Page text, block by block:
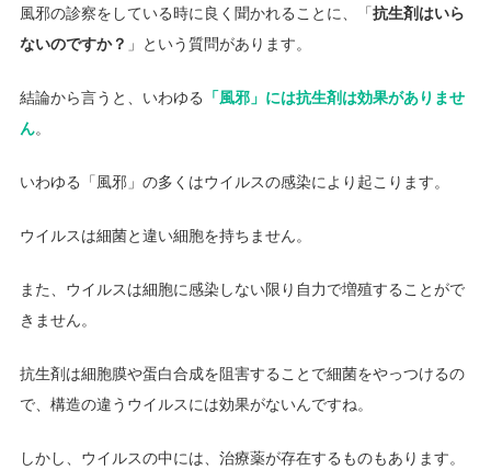
風邪の診察をしている時に良く聞かれることに、「抗生剤はいら
ないのですか？ 」という質問があります。
結論から言うと、いわゆる 「風邪」には抗生剤は効果がありませ
ん。
いわゆる「風邪」の多くはウイルスの感染により起こります。
ウイルスは細菌と違い細胞を持ちません。
また、ウイルスは細胞に感染しない限り自力で増殖することがで
きません。
抗生剤は細胞膜や蛋白合成を阻害することで細菌をやっつけるの
で、構造の違うウイルスには効果がないんですね。
しかし、ウイルスの中には、治療薬が存在するものもあります。